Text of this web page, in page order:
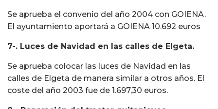
Se aprueba el convenio del año 2004 con GOIENA.
El ayuntamiento aportará a GOIENA 10.692 euros
7-. Luces de Navidad en las calles de Elgeta.
Se aprueba colocar las luces de Navidad en las
calles de Elgeta de manera similar a otros años. El
coste del año 2003 fue de 1.697,30 euros.